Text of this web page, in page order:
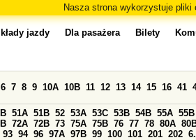
Nasza strona wykorzystuje
jazdy Dla pasażera Bilety
6 7 8 9 10A 10B 11 12 13 14 15 16 41
51A 51B 52 53A 53C 53B 54B 55A 55B
72A 72B 73 75A 75B 76 77 78 80A
93 94 96 97A 97B 99 100 101 201 202 6.